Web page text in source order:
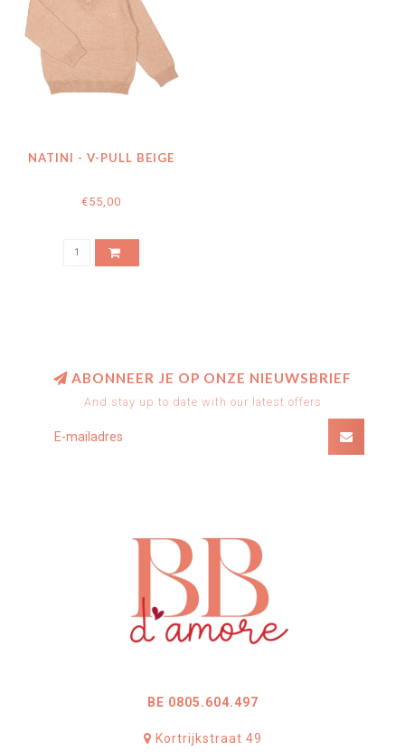
NATINI - V-PULL BEIGE
€55,00
ABONNEER JE OP ONZE NIEUWSBRIEF
And stay up to date with our latest offers
BE 0805.604.497
Kortrijkstraat 49